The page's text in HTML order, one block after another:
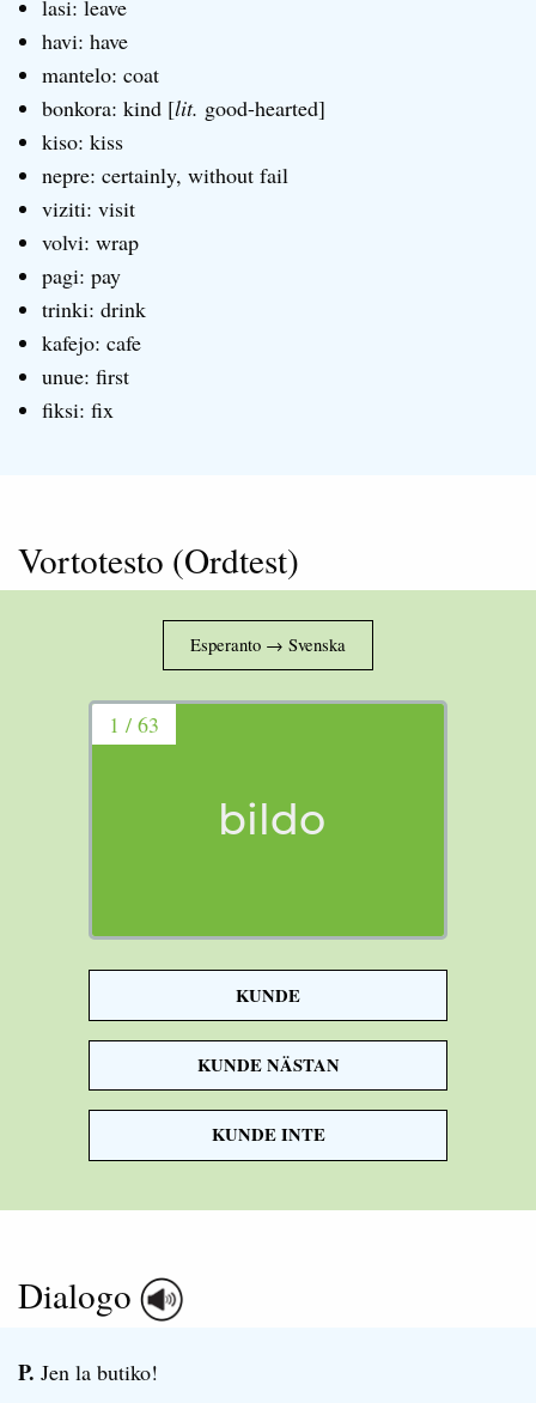
lasi: leave
havi: have
mantelo: coat
bonkora: kind [lit. good-hearted]
kiso: kiss
nepre: certainly, without fail
viziti: visit
volvi: wrap
pagi: pay
trinki: drink
kafejo: cafe
unue: first
fiksi: fix
Vortotesto (Ordtest)
bildo
picture
1 / 63
KUNDE
KUNDE NÄSTAN
KUNDE INTE
Dialogo
P. Jen la butiko!